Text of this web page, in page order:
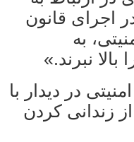
اجرای قانون
به
نبرند.»
در ديدار با
زندانی کردن